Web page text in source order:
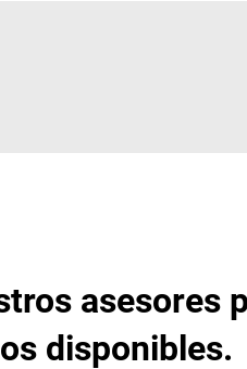
asesores
disponibles.